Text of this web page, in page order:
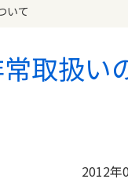
いて
取扱い
2012年